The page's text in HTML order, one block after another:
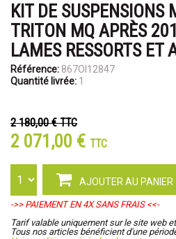
KIT DE
TRITON MQ APRÈS
LAMES RESSORTS ET
Référence: 867OI12847
Quantité livrée: 1
2 180,00 €TTC
2 071,00 € TTC
AJOUTER AU PANIER
->> PAIEMENT EN 4X SANS FRAIS <<-
Tarif valable uniquement sur le site web
Tous nos articles bénéficient d'une